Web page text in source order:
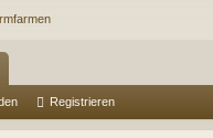
Registrieren